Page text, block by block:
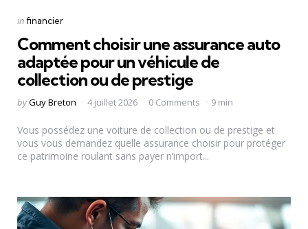
Categories
Posted
infinancier
Comment choisir une assurance auto
adaptée pour un véhicule de
collection ou de prestige
Posted
byGuy Breton 4 juillet 2026 0 Comments 9 min
Vous possédez une voiture de collection ou de prestige et
vous vous demandez quelle assurance choisir pour protéger
ce patrimoine roulant sans payer n’import...